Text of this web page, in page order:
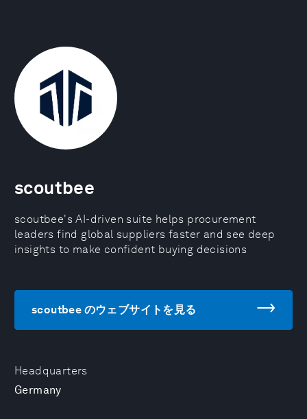
Headquarters
Germany
scoutbee
scoutbee's AI-driven suite helps procurement
leaders find global suppliers faster and see deep
insights to make confident buying decisions
scoutbee のウェブサイトを見る